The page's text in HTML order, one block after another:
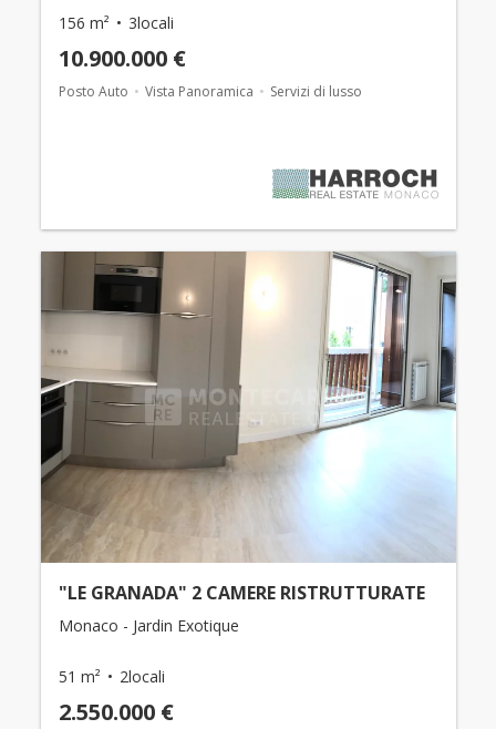
156 m² 3locali
10.900.000 €
Posto Auto Vista Panoramica Servizi di lusso
"LE GRANADA" 2 CAMERE RISTRUTTURATE
Monaco - Jardin Exotique
51 m² 2locali
2.550.000 €